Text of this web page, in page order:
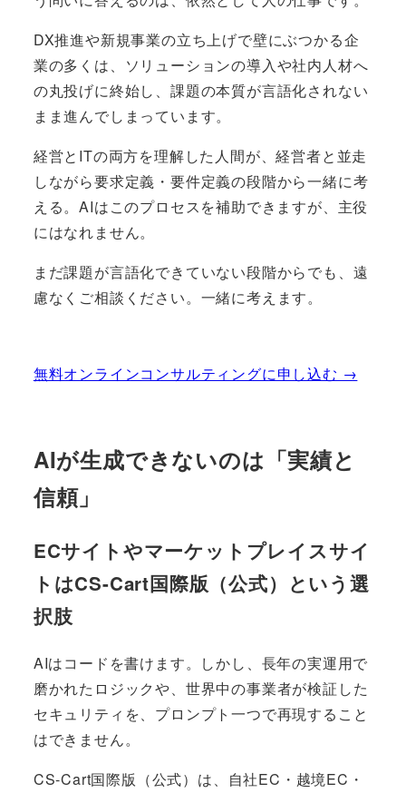
DX推進や新規事業の立ち上げで壁にぶつかる企
業の多くは、ソリューションの導入や社内人材へ
の丸投げに終始し、課題の本質が言語化されない
まま進んでしまっています。
経営とITの両方を理解した人間が、経営者と並走
しながら要求定義・要件定義の段階から一緒に考
える。AIはこのプロセスを補助できますが、主役
にはなれません。
まだ課題が言語化できていない段階からでも、遠
慮なくご相談ください。一緒に考えます。
無料オンラインコンサルティングに申し込む →
AIが生成できないのは「実績と
信頼」
ECサイトやマーケットプレイスサイ
トはCS-Cart国際版（公式）という選
択肢
AIはコードを書けます。しかし、長年の実運用で
磨かれたロジックや、世界中の事業者が検証した
セキュリティを、プロンプト一つで再現すること
はできません。
CS-Cart国際版（公式）は、自社EC・越境EC・